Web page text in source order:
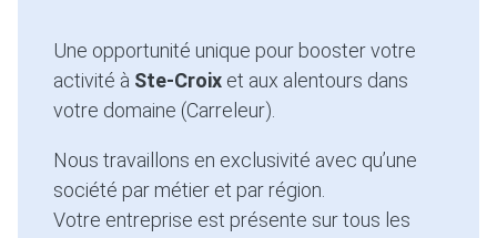
Une opportunité unique pour booster votre
activité à Ste-Croix et aux alentours dans
votre domaine (Carreleur).
Nous travaillons en exclusivité avec qu’une
société par métier et par région.
Votre entreprise est présente sur tous les